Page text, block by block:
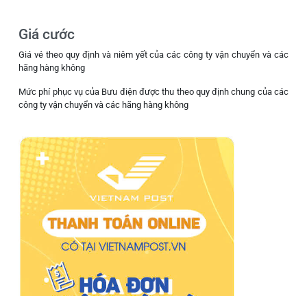
Giá cước
Giá vé theo quy định và niêm yết của các công ty vận chuyển và các
hãng hàng không
Mức phí phục vụ của Bưu điện được thu theo quy định chung của các
công ty vận chuyển và các hãng hàng không